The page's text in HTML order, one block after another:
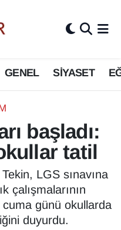
GENEL SİYASET
başladı:
tatil
LGS sınavına
çalışmalarının
günü okullarda
duyurdu.
ve Fikstür